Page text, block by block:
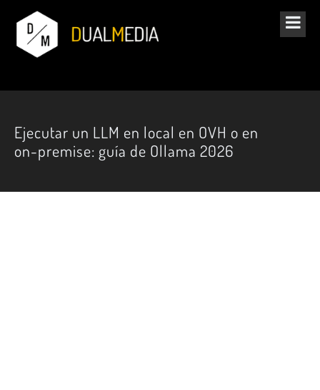
Ejecutar un LLM en local en OVH o en
on-premise: guía de Ollama 2026